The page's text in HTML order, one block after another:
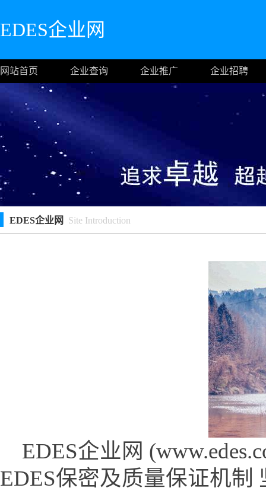
EDES企业网
网站首页 企业查询 企业推广 企业招聘
EDES企业网 Site Introduction
EDES企业网
EDES保密及质量保证机制